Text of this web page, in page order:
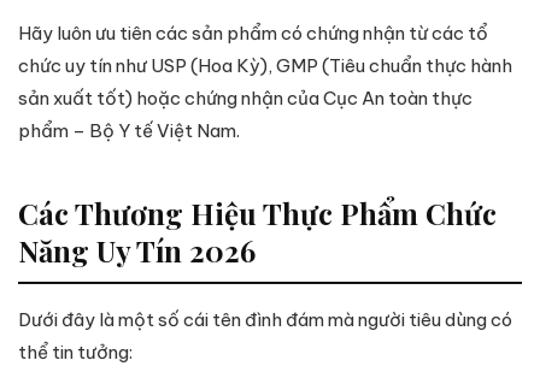
Hãy luôn ưu tiên các sản phẩm có chứng nhận từ các tổ
chức uy tín như USP (Hoa Kỳ), GMP (Tiêu chuẩn thực hành
sản xuất tốt) hoặc chứng nhận của Cục An toàn thực
phẩm – Bộ Y tế Việt Nam.
Các Thương Hiệu Thực Phẩm Chức
Năng Uy Tín 2026
Dưới đây là một số cái tên đình đám mà người tiêu dùng có
thể tin tưởng: